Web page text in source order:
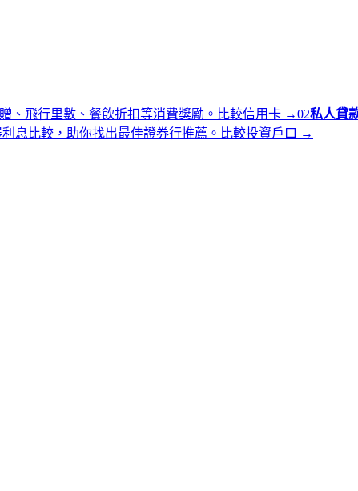
、飛行里數、餐飲折扣等消費獎勵。 比較信用卡 →02私人貸
息比較，助你找出最佳證券行推薦。 比較投資戶口 →